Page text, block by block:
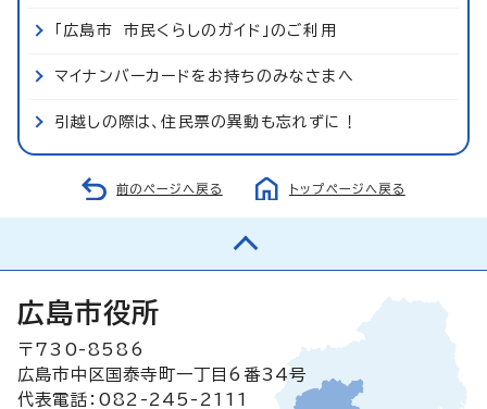
「広島市 市民くらしのガイド」のご利用
マイナンバーカードをお持ちのみなさまへ
引越しの際は、住民票の異動も忘れずに！
前のページへ戻る トップページへ戻る
広島市役所
〒730-8586
広島市中区国泰寺町一丁目6番34号
代表電話：082-245-2111